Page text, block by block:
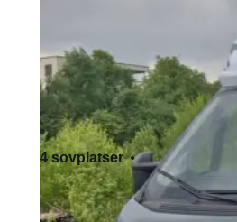
4 sovplatser
4 sittplatser